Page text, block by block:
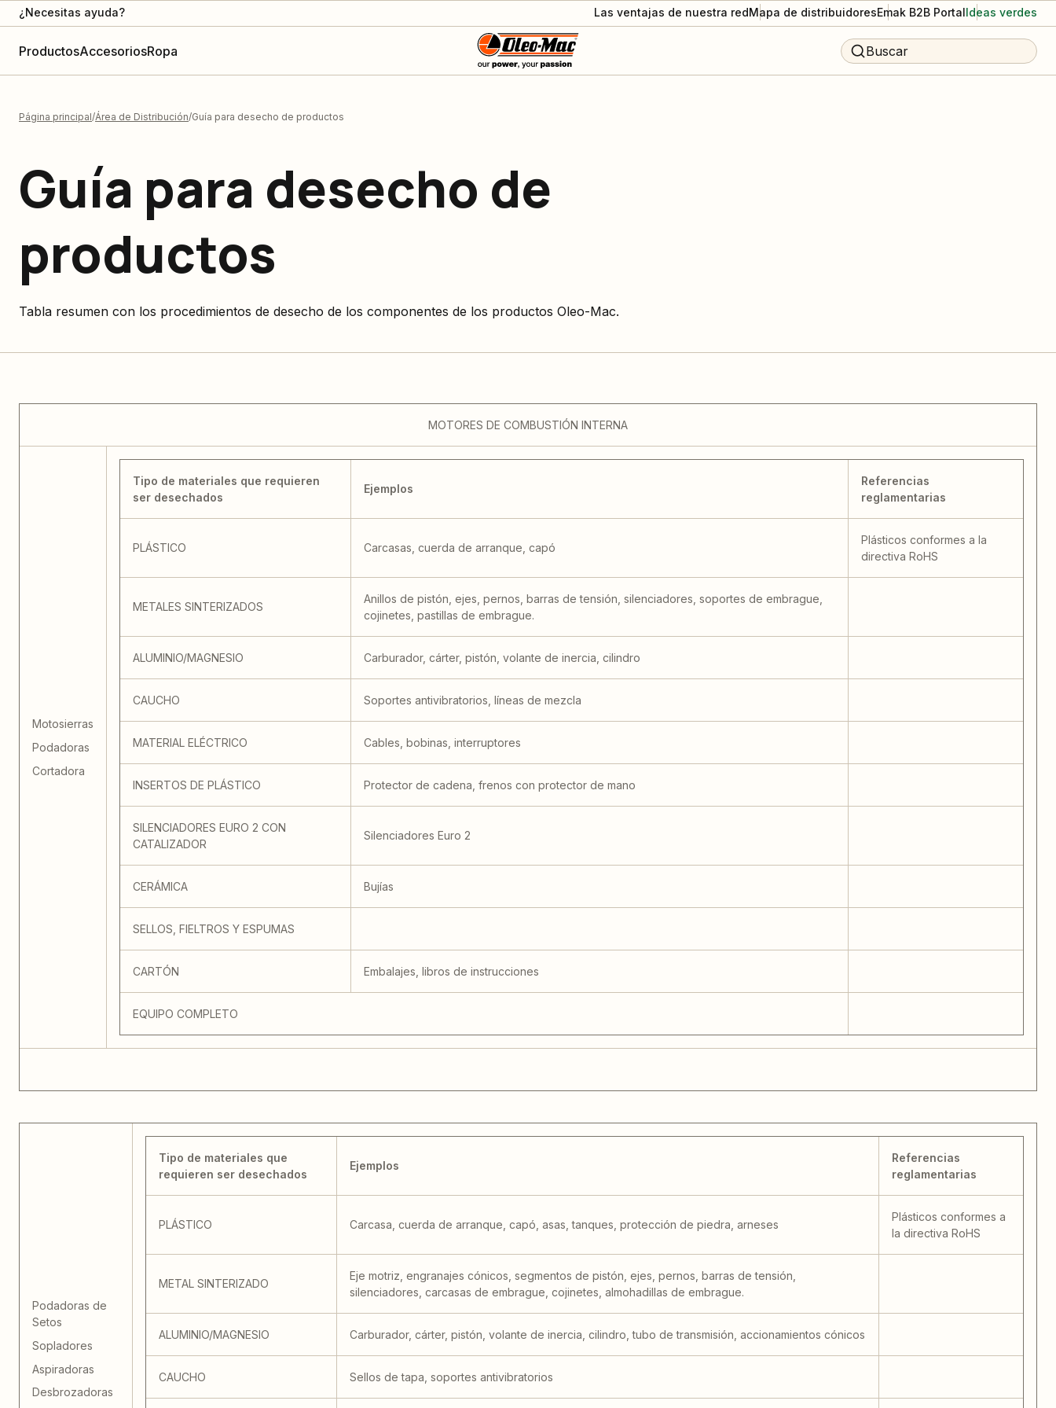
¿Necesitas ayuda? Las ventajas de nuestra redMapa de distribuidoresEmak B2B PortalIdeas verdes
ProductosAccesoriosRopa Buscar
Página principal Área de Distribución Guía para desecho de productos
Guía para desecho de
productos
Tabla resumen con los procedimientos de desecho de los componentes de los productos Oleo-Mac.
MOTORES DE COMBUSTIÓN INTERNA
Motosierras
Podadoras
Cortadora
Tipo de materiales que requieren
ser desechados
Ejemplos
Referencias
reglamentarias
PLÁSTICO Carcasas, cuerda de arranque, capó
Plásticos conformes a la
directiva RoHS
METALES SINTERIZADOS
Anillos de pistón, ejes, pernos, barras de tensión, silenciadores, soportes de embrague,
cojinetes, pastillas de embrague.
ALUMINIO/MAGNESIO Carburador, cárter, pistón, volante de inercia, cilindro
CAUCHO Soportes antivibratorios, líneas de mezcla
MATERIAL ELÉCTRICO Cables, bobinas, interruptores
INSERTOS DE PLÁSTICO Protector de cadena, frenos con protector de mano
SILENCIADORES EURO 2 CON
CATALIZADOR
Silenciadores Euro 2
CERÁMICA Bujías
SELLOS, FIELTROS Y ESPUMAS
CARTÓN Embalajes, libros de instrucciones
EQUIPO COMPLETO
Podadoras de
Setos
Sopladores
Aspiradoras
Desbrozadoras
Tipo de materiales que
requieren ser desechados
Ejemplos
Referencias
reglamentarias
PLÁSTICO Carcasa, cuerda de arranque, capó, asas, tanques, protección de piedra, arneses
Plásticos conformes a
la directiva RoHS
METAL SINTERIZADO
Eje motriz, engranajes cónicos, segmentos de pistón, ejes, pernos, barras de tensión,
silenciadores, carcasas de embrague, cojinetes, almohadillas de embrague.
ALUMINIO/MAGNESIO Carburador, cárter, pistón, volante de inercia, cilindro, tubo de transmisión, accionamientos cónicos
CAUCHO Sellos de tapa, soportes antivibratorios